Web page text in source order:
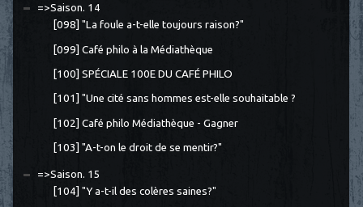
=>Saison. 14
[098] "La foule a-t-elle toujours raison?"
[099] Café philo à la Médiathèque
[100] SPÉCIALE 100E DU CAFÉ PHILO
[101] "Une cité sans hommes est-elle souhaitable ?
[102] Café philo Médiathèque - Gagner
[103] "A-t-on le droit de se mentir?"
=>Saison. 15
[104] "Y a-t-il des colères saines?"